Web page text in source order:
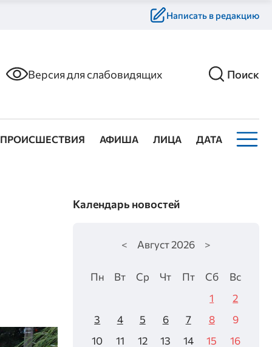
Написать в редакцию
Версия для слабовидящих Поиск
ПРОИСШЕСТВИЯ АФИША ЛИЦА ДАТА
Календарь новостей
< Август2026 >
Пн Вт Ср Чт Пт Сб
Вс
1
2
3
4 5 6 7 8
9
10
11 12 13 14 15
16